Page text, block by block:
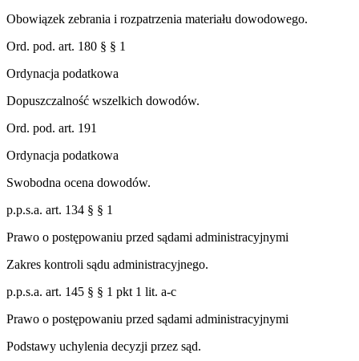
Obowiązek zebrania i rozpatrzenia materiału dowodowego.
Ord. pod. art. 180 § § 1
Ordynacja podatkowa
Dopuszczalność wszelkich dowodów.
Ord. pod. art. 191
Ordynacja podatkowa
Swobodna ocena dowodów.
p.p.s.a. art. 134 § § 1
Prawo o postępowaniu przed sądami administracyjnymi
Zakres kontroli sądu administracyjnego.
p.p.s.a. art. 145 § § 1 pkt 1 lit. a-c
Prawo o postępowaniu przed sądami administracyjnymi
Podstawy uchylenia decyzji przez sąd.